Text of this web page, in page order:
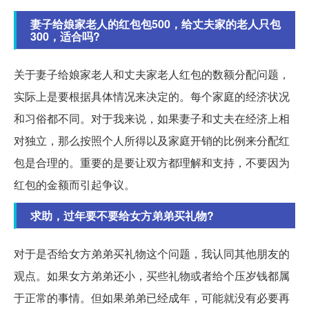
妻子给娘家老人的红包包500，给丈夫家的老人只包
300，适合吗?
关于妻子给娘家老人和丈夫家老人红包的数额分配问题，
实际上是要根据具体情况来决定的。每个家庭的经济状况
和习俗都不同。对于我来说，如果妻子和丈夫在经济上相
对独立，那么按照个人所得以及家庭开销的比例来分配红
包是合理的。重要的是要让双方都理解和支持，不要因为
红包的金额而引起争议。
求助，过年要不要给女方弟弟买礼物?
对于是否给女方弟弟买礼物这个问题，我认同其他朋友的
观点。如果女方弟弟还小，买些礼物或者给个压岁钱都属
于正常的事情。但如果弟弟已经成年，可能就没有必要再